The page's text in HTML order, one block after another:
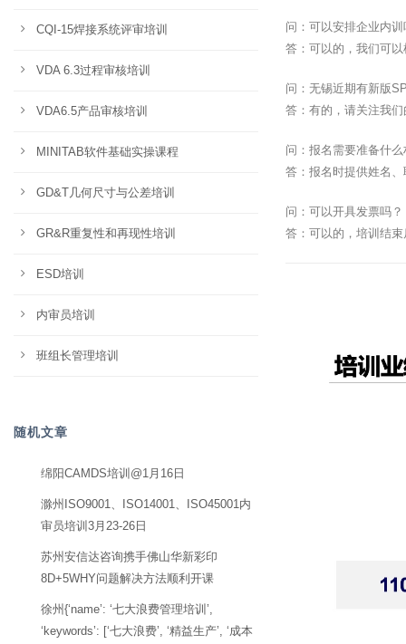
问：可以安排企业内训
答：可以的，我们可
问：无锡近期有新版
答：有的，请关注我
问：报名需要准备什
答：报名时提供姓名
问：可以开具发票吗？
答：可以的，培训结
CQI-15焊接系统评审培训
VDA 6.3过程审核培训
VDA6.5产品审核培训
MINITAB软件基础实操课程
GD&T几何尺寸与公差培训
GR&R重复性和再现性培训
ESD培训
内审员培训
班组长管理培训
随机文章
绵阳CAMDS培训@1月16日
滁州ISO9001、ISO14001、ISO45001内
审员培训3月23-26日
苏州安信达咨询携手佛山华新彩印
8D+5WHY问题解决方法顺利开课
徐州{‘name’: ‘七大浪费管理培训’,
‘keywords’: [‘七大浪费’, ‘精益生产’, ‘成本